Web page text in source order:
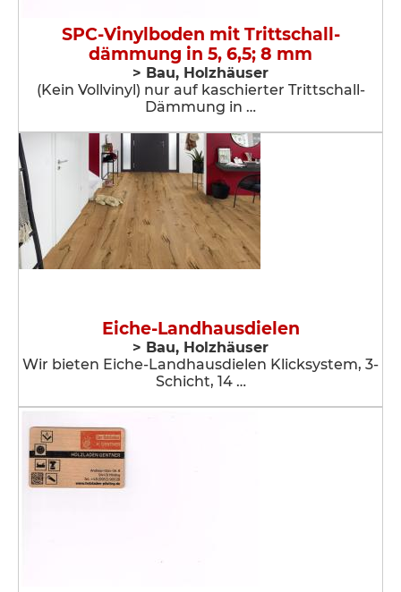
SPC-Vinylboden mit Trittschall-
dämmung in 5, 6,5; 8 mm
> Bau, Holzhäuser
(Kein Vollvinyl) nur auf kaschierter Trittschall-
Dämmung in …
Eiche-Landhausdielen
> Bau, Holzhäuser
Wir bieten Eiche-Landhausdielen Klicksystem, 3-
Schicht, 14 …